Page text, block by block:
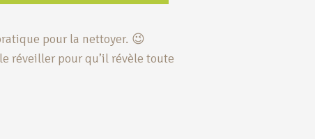
pour la nettoyer. 😉
réveiller pour qu’il révèle toute